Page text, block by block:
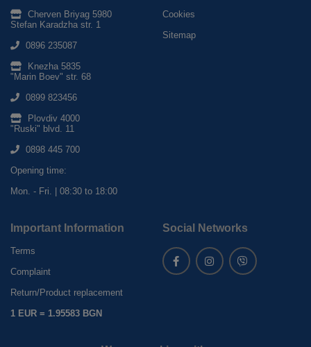
Cherven Briyag 5980
Stefan Karadzha str. 1
0896 235087
Knezha 5835
"Marin Boev" str. 68
0899 823456
Plovdiv 4000
"Ruski" blvd. 11
0898 445 700
Opening time:
Mon. - Fri. | 08:30 to 18:00
Cookies
Sitemap
Important Information
Terms
Complaint
Return/Product replacement
1 EUR = 1.95583 BGN
Social Networks